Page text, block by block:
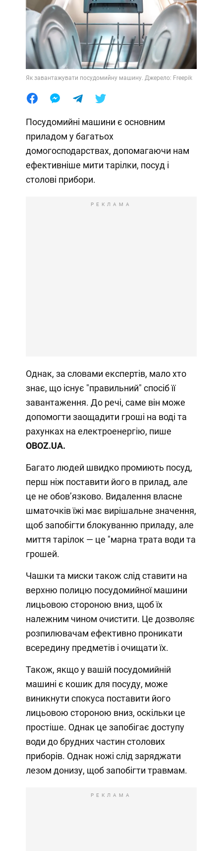
Як завантажувати посудомийну машину. Джерело: Freepik
Посудомийні машини є основним
приладом у багатьох
домогосподарствах, допомагаючи нам
ефективніше мити тарілки, посуд і
столові прибори.
РЕКЛАМА
Однак, за словами експертів, мало хто
знає, що існує "правильний" спосіб її
завантаження. До речі, саме він може
допомогти заощадити гроші на воді та
рахунках на електроенергію, пише
OBOZ.UA.
Багато людей швидко промиють посуд,
перш ніж поставити його в прилад, але
це не обов’язково. Видалення власне
шматочків їжі має вирішальне значення,
щоб запобігти блокуванню приладу, але
миття тарілок — це "марна трата води та
грошей.
Чашки та миски також слід ставити на
верхню полицю посудомийної машини
лицьовою стороною вниз, щоб їх
належним чином очистити. Це дозволяє
розпилювачам ефективно проникати
всередину предметів і очищати їх.
Також, якщо у вашій посудомийній
машині є кошик для посуду, може
виникнути спокуса поставити його
лицьовою стороною вниз, оскільки це
простіше. Однак це запобігає доступу
води до брудних частин столових
приборів. Однак ножі слід заряджати
лезом донизу, щоб запобігти травмам.
РЕКЛАМА